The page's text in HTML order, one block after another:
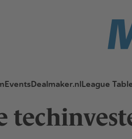
EventsDealmaker.nlLeague